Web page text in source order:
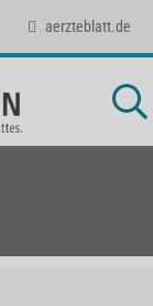
aerzteblatt.de